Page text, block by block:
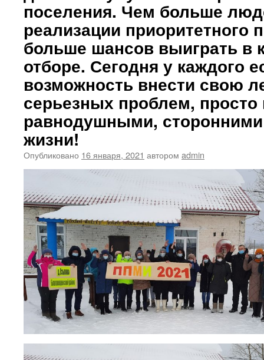
поселения. Чем больше
реализации приоритетного
больше шансов выиграть в
отборе. Сегодня у каждого
возможность внести свою
серьезных проблем,
равнодушными,
жизни!
Опубликовано 16 января, 2021 автором admin